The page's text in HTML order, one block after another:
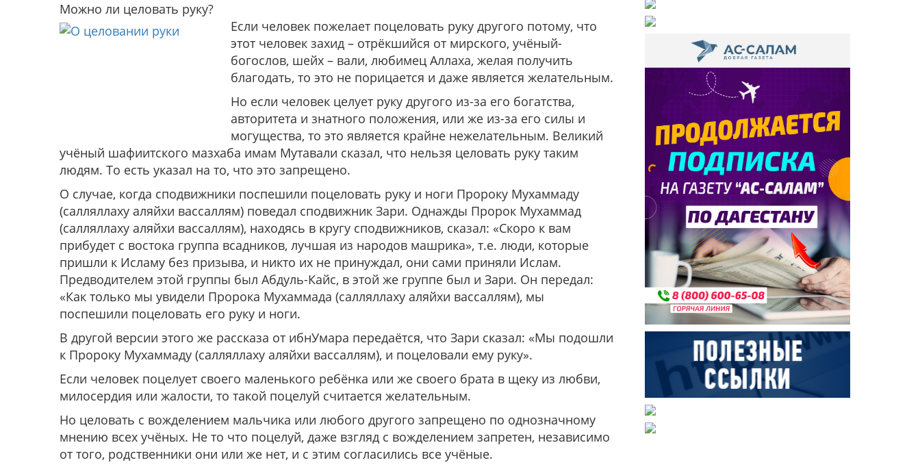
Можно ли целовать руку?
Если человек пожелает поцеловать руку другого потому, что
этот человек захид – отрёкшийся от мирского, учёный-
богослов, шейх – вали, любимец Аллаха, желая получить
благодать, то это не порицается и даже является желательным.
Но если человек целует руку другого из-за его богатства,
авторитета и знатного положения, или же из-за его силы и
могущества, то это является крайне нежелательным. Великий
учёный шафиитского мазхаба имам Мутавали сказал, что нельзя целовать руку таким
людям. То есть указал на то, что это запрещено.
О случае, когда сподвижники поспешили поцеловать руку и ноги Пророку Мухаммаду
(салляллаху аляйхи вассаллям) поведал сподвижник Зари. Однажды Пророк Мухаммад
(салляллаху аляйхи вассаллям), находясь в кругу сподвижников, сказал: «Скоро к вам
прибудет с востока группа всадников, лучшая из народов машрика», т.е. люди, которые
пришли к Исламу без призыва, и никто их не принуждал, они сами приняли Ислам.
Предводителем этой группы был Абдуль-Кайс, в этой же группе был и Зари. Он передал:
«Как только мы увидели Пророка Мухаммада (салляллаху аляйхи вассаллям), мы
поспешили поцеловать его руку и ноги.
В другой версии этого же рассказа от ибнУмара передаётся, что Зари сказал: «Мы подошли
к Пророку Мухаммаду (салляллаху аляйхи вассаллям), и поцеловали ему руку».
Если человек поцелует своего маленького ребёнка или же своего брата в щеку из любви,
милосердия или жалости, то такой поцелуй считается желательным.
Но целовать с вожделением мальчика или любого другого запрещено по однозначному
мнению всех учёных. Не то что поцелуй, даже взгляд с вожделением запретен, независимо
от того, родственники они или же нет, и с этим согласились все учёные.